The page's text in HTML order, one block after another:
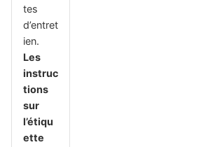
tes
d’entret
ien.
Les
instruc
tions
sur
l’étiqu
ette